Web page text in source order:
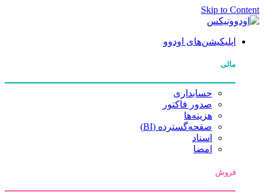
Skip to Content
اپلیکیشن‌های اودوو
مالی
حسابداری
صدور فاکتور
هزینه‌ها
صفحه‌گسترده (BI)
اسناد
امضا
فروش